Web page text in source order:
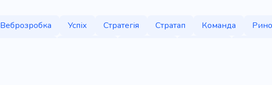
Веброзробка Успіх Стратегія Стратап Команда